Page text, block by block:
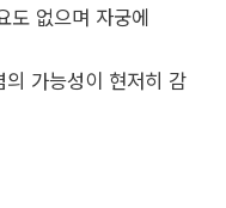
도 없으며 자궁에
가능성이 현저히 감